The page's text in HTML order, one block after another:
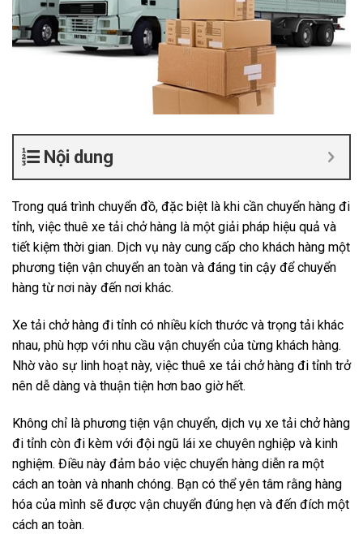
Nội dung
Trong quá trình chuyển đồ, đặc biệt là khi cần chuyển hàng đi
tỉnh, việc thuê xe tải chở hàng là một giải pháp hiệu quả và
tiết kiệm thời gian. Dịch vụ này cung cấp cho khách hàng một
phương tiện vận chuyển an toàn và đáng tin cậy để chuyển
hàng từ nơi này đến nơi khác.
Xe tải chở hàng đi tỉnh có nhiều kích thước và trọng tải khác
nhau, phù hợp với nhu cầu vận chuyển của từng khách hàng.
Nhờ vào sự linh hoạt này, việc thuê xe tải chở hàng đi tỉnh trở
nên dễ dàng và thuận tiện hơn bao giờ hết.
Không chỉ là phương tiện vận chuyển, dịch vụ xe tải chở hàng
đi tỉnh còn đi kèm với đội ngũ lái xe chuyên nghiệp và kinh
nghiệm. Điều này đảm bảo việc chuyển hàng diễn ra một
cách an toàn và nhanh chóng. Bạn có thể yên tâm rằng hàng
hóa của mình sẽ được vận chuyển đúng hẹn và đến đích một
cách an toàn.